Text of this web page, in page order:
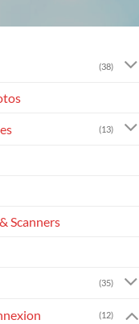
(38)
(13)
Scanners
(35)
(12)